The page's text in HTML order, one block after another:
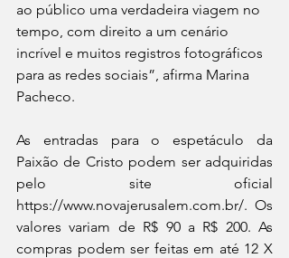
ao público uma verdadeira viagem no
tempo, com direito a um cenário
incrível e muitos registros fotográficos
para as redes sociais”, afirma Marina
Pacheco.
As entradas para o espetáculo da
Paixão de Cristo podem ser adquiridas
pelo site oficial
https://www.novajerusalem.com.br/. Os
valores variam de R$ 90 a R$ 200. As
compras podem ser feitas em até 12 X